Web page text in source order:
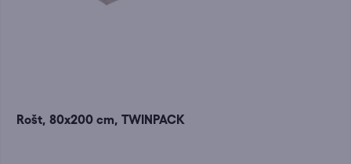
Rošt, 80x200 cm, TWINPACK